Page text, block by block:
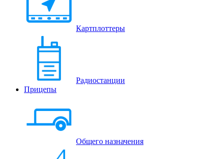
Картплоттеры
Радиостанции
Прицепы
Общего назначения